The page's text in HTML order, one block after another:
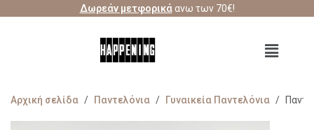
Δωρεάν μετφορικάανω των 70€!
Αρχική σελίδα / Παντελόνια / Γυναικεία Παντελόνια /